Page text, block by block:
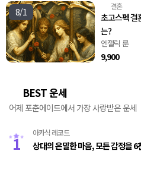
8/1
결혼
초고스펙 결
는?
엔젤릭 룬
9,900
BEST 운세
어제 포춘에이드에서 가장 사랑받은 운세
1
아카식 레코드
상대의 은밀한 마음, 모든 감정을